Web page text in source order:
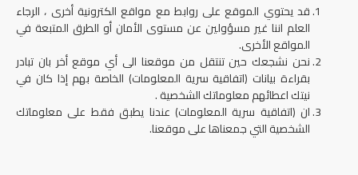
قد يحتوي الموقع على روابط مع مواقع الكترونية أخرى ، الرجاء
العلم اننا غير مسؤولين عن مستوى الأمان أو الطرق المتبعة في
المواقع الأخرى.
نحن نشجعك حين تنتقل من موقعنا الى أي موقع أخر بان تبادر
بقراءة بيانات (اتفاقية سرية المعلومات) الخاصة بهم إذا كان في
نيتك اعطائهم معلوماتك الشخصية .
ان (اتفاقية سرية المعلومات) عندنا يطبق فقط على معلوماتك
الشخصية التي جمعناها على موقعنا.